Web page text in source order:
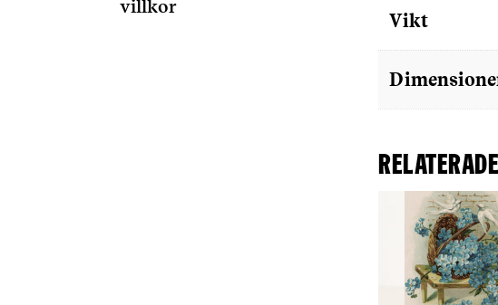
Vikt
villkor